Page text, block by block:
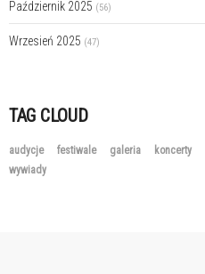
Październik 2025 (56)
Wrzesień 2025 (47)
TAG CLOUD
audycje festiwale galeria koncerty
wywiady